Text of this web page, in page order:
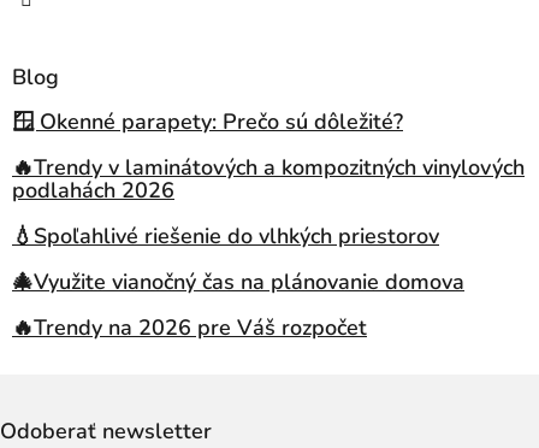
Blog
🪟 Okenné parapety: Prečo sú dôležité?
🔥Trendy v laminátových a kompozitných vinylových
podlahách 2026
💧Spoľahlivé riešenie do vlhkých priestorov
🎄Využite vianočný čas na plánovanie domova
🔥Trendy na 2026 pre Váš rozpočet
Odoberať newsletter